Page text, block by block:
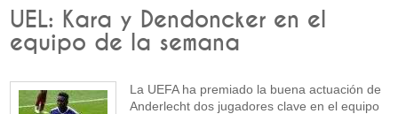
UEL: Kara y Dendoncker en el
equipo de la semana
La UEFA ha premiado la buena actuación de
Anderlecht dos jugadores clave en el equipo